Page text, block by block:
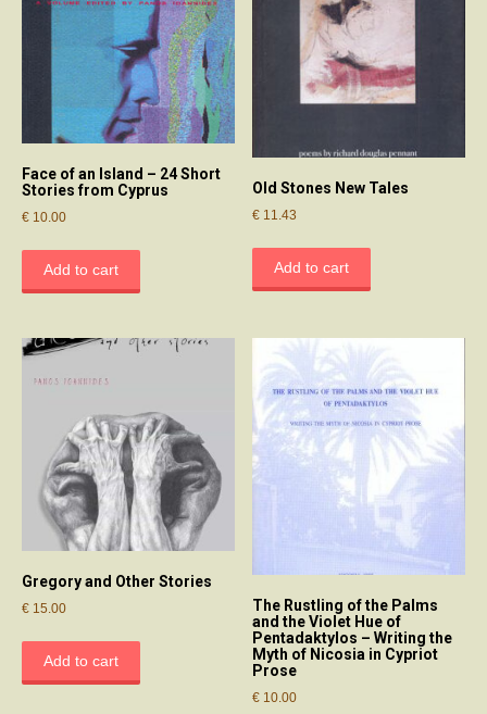
Face of an Island – 24 Short
Stories from Cyprus
€ 10.00
Add to cart
Old Stones New Tales
€ 11.43
Add to cart
Gregory and Other Stories
€ 15.00
Add to cart
The Rustling of the Palms
and the Violet Hue of
Pentadaktylos – Writing the
Myth of Nicosia in Cypriot
Prose
€ 10.00